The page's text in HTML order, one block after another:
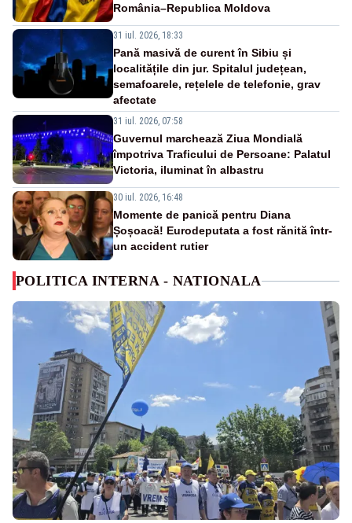
România–Republica Moldova
31 iul. 2026, 18:33
Pană masivă de curent în Sibiu și
localitățile din jur. Spitalul județean,
semafoarele, rețelele de telefonie, grav
afectate
31 iul. 2026, 07:58
Guvernul marchează Ziua Mondială
împotriva Traficului de Persoane: Palatul
Victoria, iluminat în albastru
30 iul. 2026, 16:48
Momente de panică pentru Diana
Șoșoacă! Eurodeputata a fost rănită într-
un accident rutier
POLITICA INTERNA - NATIONALA